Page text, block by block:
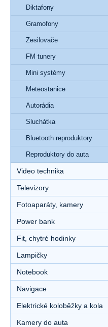
Diktafony
Gramofony
Zesilovače
FM tunery
Mini systémy
Meteostanice
Autorádia
Sluchátka
Bluetooth reproduktory
Reproduktory do auta
Video technika
Televizory
Fotoaparáty, kamery
Power bank
Fit, chytré hodinky
Lampičky
Notebook
Navigace
Elektrické koloběžky a kola
Kamery do auta